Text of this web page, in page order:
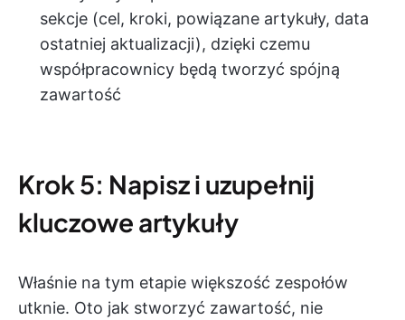
sekcje (cel, kroki, powiązane artykuły, data
ostatniej aktualizacji), dzięki czemu
współpracownicy będą tworzyć spójną
zawartość
Krok 5: Napisz i uzupełnij
kluczowe artykuły
Właśnie na tym etapie większość zespołów
utknie. Oto jak stworzyć zawartość, nie